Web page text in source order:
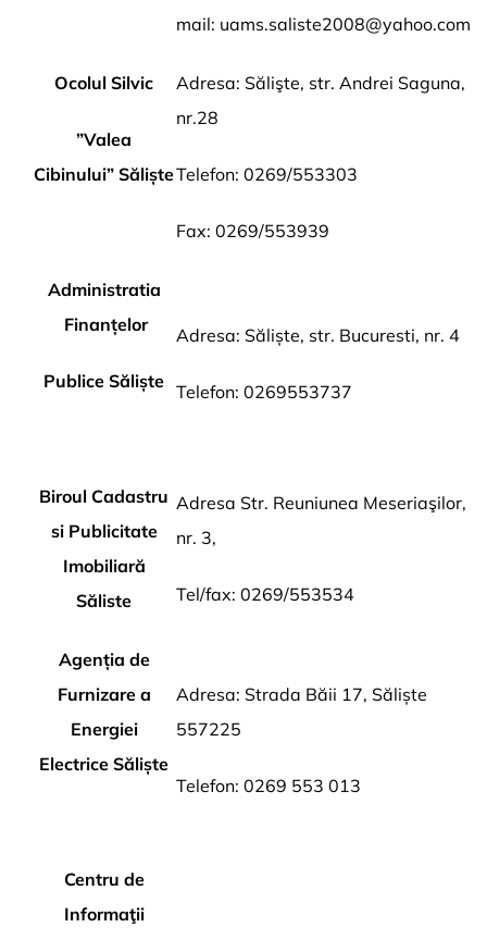
mail: uams.saliste2008@yahoo.com
Ocolul Silvic
”Valea
Cibinului” Săliște
Adresa: Sălişte, str. Andrei Saguna,
nr.28
Telefon: 0269/553303
Fax: 0269/553939
Administratia
Finanțelor
Publice Săliște
Adresa: Săliște, str. Bucuresti, nr. 4
Telefon: 0269553737
Biroul Cadastru
si Publicitate
Imobiliară
Săliste
Adresa Str. Reuniunea Meseriaşilor,
nr. 3,
Tel/fax: 0269/553534
Agenția de
Furnizare a
Energiei
Electrice Săliște
Adresa: Strada Băii 17, Săliște
557225
Telefon: 0269 553 013
Centru de
Informaţii